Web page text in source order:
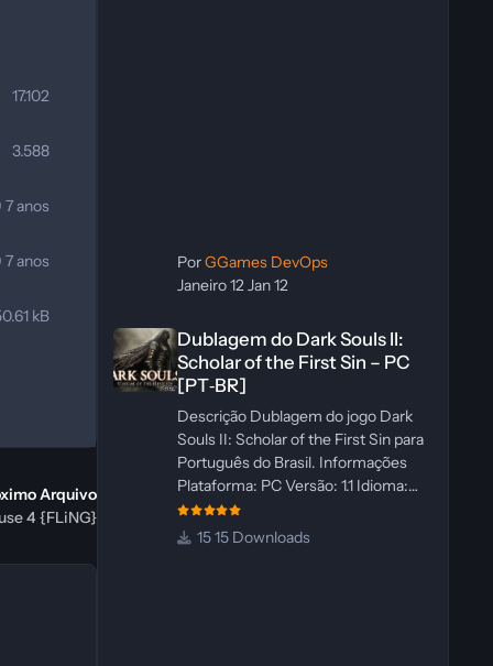
17.102
3.588
7 anos
7 anos
kB
Arquivo
4 {FLiNG}
PorGGames DevOps
Janeiro 12Jan 12
Dublagem do Dark Souls II:
Scholar of the First Sin – PC
[PT‑BR]
Descrição Dublagem do jogo Dark
Souls II: Scholar of the First Sin para
Português do Brasil. Informações
Plataforma: PC Versão: 1.1 Idioma:
Português‑BR Versão Suportada:
Steam Idioma Suportado: Inglês
15 Downloads